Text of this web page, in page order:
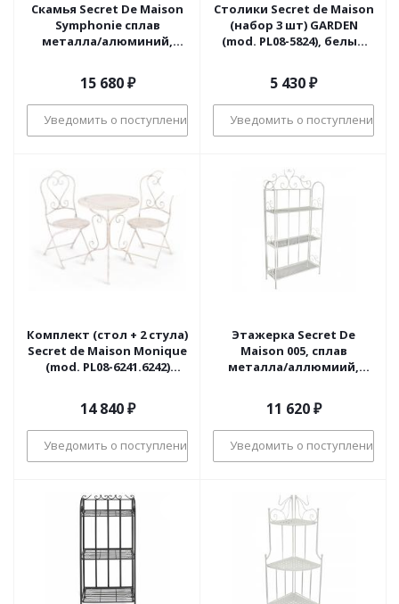
Скамья Secret De Maison
Symphonie сплав
металла/алюминий,
15 680₽
Уведомить о поступлении
Столики Secret de Maison
(набор 3 шт) GARDEN
(mod. PL08-5824), белый
(поставляется только по
4 шт)
5 430₽
Уведомить о поступлении
Комплект (стол + 2 стула)
Secret de Maison Monique
(mod. PL08-6241.6242)
48*40*93, Античный
белый (Antique White)
14 840₽
Уведомить о поступлении
Этажерка Secret De
Maison 005, сплав
металла/аллюмиий,
11 620₽
Уведомить о поступлении